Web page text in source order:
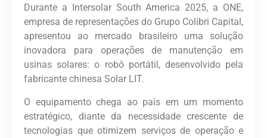
Durante a Intersolar South America 2025, a ONE,
empresa de representações do Grupo Colibri Capital,
apresentou ao mercado brasileiro uma solução
inovadora para operações de manutenção em
usinas solares: o robô portátil, desenvolvido pela
fabricante chinesa Solar LIT.
O equipamento chega ao país em um momento
estratégico, diante da necessidade crescente de
tecnologias que otimizem serviços de operação e